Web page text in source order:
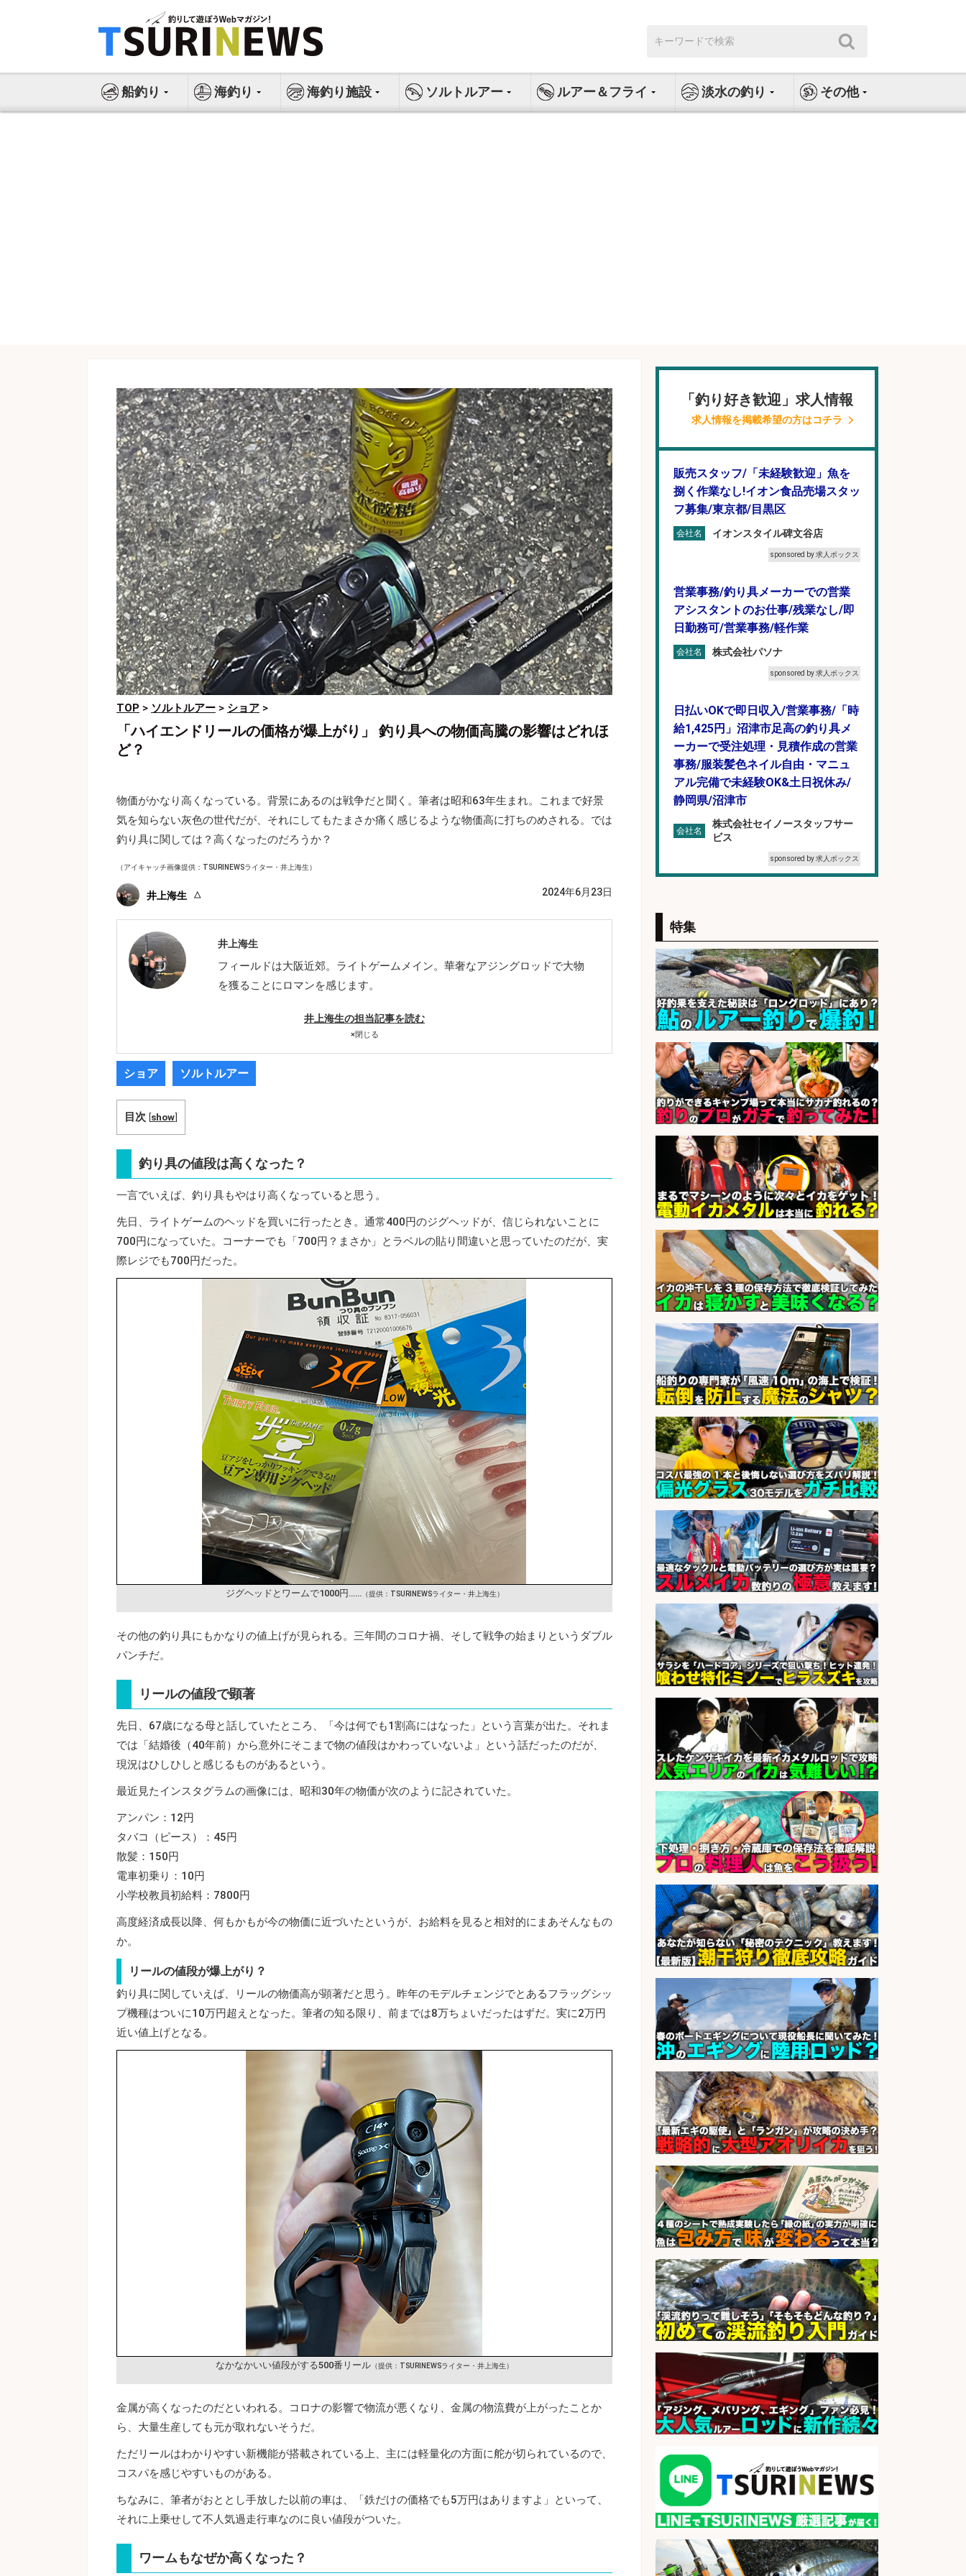
ス
索:
船釣り 海釣り 海釣り施設 ソルトルアー ルアー＆フライ 淡水の釣り その他
TOP > ソルトルアー > ショア >
「ハイエンドリールの価格が爆上がり」 釣り具への物価高騰の影響はどれほ
ど？
物価がかなり高くなっている。背景にあるのは戦争だと聞く。筆者は昭和63年生まれ。これまで好景
気を知らない灰色の世代だが、それにしてもたまさか痛く感じるような物価高に打ちのめされる。では
釣り具に関しては？高くなったのだろうか？
（アイキャッチ画像提供：TSURINEWSライター・井上海生）
井上海生 2024年6月23日
井上海生
フィールドは大阪近郊。ライトゲームメイン。華奢なアジングロッドで大物
を獲ることにロマンを感じます。
井上海生の担当記事を読む
×閉じる
ショア ソルトルアー
目次 [show]
釣り具の値段は高くなった？
一言でいえば、釣り具もやはり高くなっていると思う。
先日、ライトゲームのヘッドを買いに行ったとき。通常400円のジグヘッドが、信じられないことに
700円になっていた。コーナーでも「700円？まさか」とラベルの貼り間違いと思っていたのだが、実
際レジでも700円だった。
ジグヘッドとワームで1000円…… （提供：TSURINEWSライター・井上海生）
その他の釣り具にもかなりの値上げが見られる。三年間のコロナ禍、そして戦争の始まりというダブル
パンチだ。
リールの値段で顕著
先日、67歳になる母と話していたところ、「今は何でも1割高にはなった」という言葉が出た。それま
では「結婚後（40年前）から意外にそこまで物の値段はかわっていないよ」という話だったのだが、
現況はひしひしと感じるものがあるという。
最近見たインスタグラムの画像には、昭和30年の物価が次のように記されていた。
アンパン：12円
タバコ（ピース）：45円
散髪：150円
電車初乗り：10円
小学校教員初給料：7800円
高度経済成長以降、何もかもが今の物価に近づいたというが、お給料を見ると相対的にまあそんなもの
か。
リールの値段が爆上がり？
釣り具に関していえば、リールの物価高が顕著だと思う。昨年のモデルチェンジでとあるフラッグシッ
プ機種はついに10万円超えとなった。筆者の知る限り、前までは8万ちょいだったはずだ。実に2万円
近い値上げとなる。
なかなかいい値段がする500番リール （提供：TSURINEWSライター・井上海生）
金属が高くなったのだといわれる。コロナの影響で物流が悪くなり、金属の物流費が上がったことか
ら、大量生産しても元が取れないそうだ。
ただリールはわかりやすい新機能が搭載されている上、主には軽量化の方面に舵が切られているので、
コスパを感じやすいものがある。
ちなみに、筆者がおととし手放した以前の車は、「鉄だけの価格でも5万円はありますよ」といって、
それに上乗せして不人気過走行車なのに良い値段がついた。
ワームもなぜか高くなった？
「釣り好き歓迎」求人情報
求人情報を掲載希望の方はコチラ
販売スタッフ/「未経験歓迎」魚を
捌く作業なし!イオン食品売場スタッ
フ募集/東京都/目黒区
会社名 イオンスタイル碑文谷店
sponsored by 求人ボックス
営業事務/釣り具メーカーでの営業
アシスタントのお仕事/残業なし/即
日勤務可/営業事務/軽作業
会社名 株式会社パソナ
sponsored by 求人ボックス
日払いOKで即日収入/営業事務/「時
給1,425円」沼津市足高の釣り具メ
ーカーで受注処理・見積作成の営業
事務/服装髪色ネイル自由・マニュ
アル完備で未経験OK&土日祝休み/
静岡県/沼津市
会社名
株式会社セイノースタッフサー
ビス
sponsored by 求人ボックス
sponsored by 求人ボックス
日払いOKで即日収入/営業事務/沼津
市足高エリアの釣り具メーカーで受
注処理・見積作成の営業事務/土日
祝休み・マニュアル完備で未経験
OK&服装髪色ネイル自由/静岡県/沼
津市
会社名
株式会社セイノースタッフサー
ビス
sponsored by 求人ボックス
日払いOKで即日収入/営業事務/「時
給1,425円」 日払いOK!沼津市足高
エリアの釣り具メーカーで受注処
理・見積作成の営業事務/服装髪色
ネイル自由・土日祝休み/静岡県/沼
津市
会社名
株式会社セイノースタッフサー
ビス
sponsored by 求人ボックス
日払いOKで即日収入/キッチンスタ
ッフ/「神戸市灘区」バイク通勤OK/
王子公園駅徒歩4分のスーパーでお
魚の加工やお刺身の盛り付け/日払
いOK/未経験歓迎のシフト制日勤・
自転車
会社名
パーソルファクトリーパートナ
ーズ株式会社
sponsored by 求人ボックス
日払いOKで即日収入/営業事務/「時
給1,425円」沼津市足高エリアの釣
り具メーカーで受注処理・見積作成
の営業事務/マニュアル完備で未経
験OK・服装髪色ネイル自由&土日祝
休み/静岡県/沼津市
会社名
株式会社セイノースタッフサー
ビス
sponsored by 求人ボックス
日払いOKで即日収入/飲食・フード
その他/「神戸市灘区」 自転車/王子
公園駅徒歩4分のスーパーでお魚の
加工やお刺身の盛り付け/日払いOK/
未経験歓迎のシフト制日勤&バイク
通勤OK
会社名
パーソルファクトリーパートナ
ーズ株式会社
sponsored by 求人ボックス
日払いOKで即日収入/キッチンスタ
ッフ/「神戸市灘区」「時給1,500
円」王子公園駅徒歩4分のスーパー
でお魚の加工やお刺身の盛り付け/
日払いOK/未経験歓迎のシフト制日
勤&自転車・バイク通勤OK/兵庫県
会社名
パーソルファクトリーパートナ
ーズ株式会社
sponsored by 求人ボックス
さらに求人情報を見る
特集